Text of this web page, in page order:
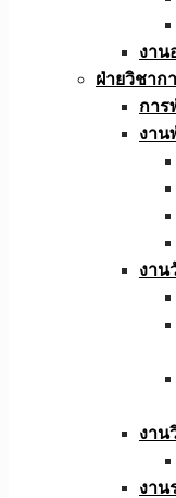
งาน
ฝ่ายวิชาก
การ
งา
งาน
งาน
งาน